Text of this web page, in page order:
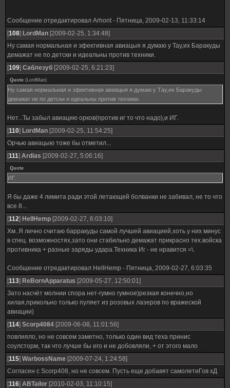
Сообщение отредактировал Arhont- Пятница, 2009-02-13, 11:33:14
[108] LordMan [2009-02-25, 1:34:48]
Ну самая нормальная и эфективная авиацыя я думаю у Тау,их Баракуды
демажат не по детски и идеальны против техники.
[109] Саблезуб [2009-02-25, 6:21:23]
Quote (LordMan)
Ну самая нормальная и эфективная авиацыя я думаю у Тау,их Баракуды
демажат не по детски и идеальны против техники.
Нет...Ты забыл авиацию орков(против иг то что надо),и ИГ.
[110] LordMan [2009-02-25, 11:54:25]
Орчью авиацыю тоже бы отметил...
[111] Ardias [2009-02-27, 5:06:16]
Quote
ИГ.
Я бы даже 4 лимита ради этой летающей болванки не забивал, не то что
все 8...
[112] HellHemp [2009-02-27, 6:03:10]
Хм..Я лично считаю барракуды самой лучшей авиацией,хоть у них минус
в спец. возможностях,зато они стабильно демажат прикрасно тех.войска
противника + разные заряды удара.Техника Иг - не нравится =\.
Сообщение отредактировал HellHemp - Пятница, 2009-02-27, 6:03:35
[113] ReBornApparatus [2009-05-27, 12:50:01]
Зато насчёт молнии спора нет-гумно гумное)резкая конечно,но
хилая,прикольно только пуляет из розовых лазеров по вражеской
авиации)
[114] Scorp4084 [2009-06-08, 11:01:56]
повлияло, но не совсем заметно, только один вид теха принис
соулсторм, так что лучше бы его и не добовляли, + от этого мало
[115] WarbossName [2009-07-24, 1:24:58]
Согласен с Scorp408, но не совсем. Пусть еще добавят самолетиГов хД
[116] ABTailor [2010-02-03, 11:10:15]